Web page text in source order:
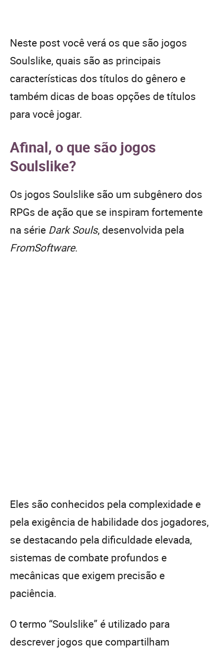
Neste post você verá os que são jogos
Soulslike, quais são as principais
características dos títulos do gênero e
também dicas de boas opções de títulos
para você jogar.
Afinal, o que são jogos
Soulslike?
Os jogos Soulslike são um subgênero dos
RPGs de ação que se inspiram fortemente
na série Dark Souls, desenvolvida pela
FromSoftware.
Eles são conhecidos pela complexidade e
pela exigência de habilidade dos jogadores,
se destacando pela dificuldade elevada,
sistemas de combate profundos e
mecânicas que exigem precisão e
paciência.
O termo “Soulslike” é utilizado para
descrever jogos que compartilham